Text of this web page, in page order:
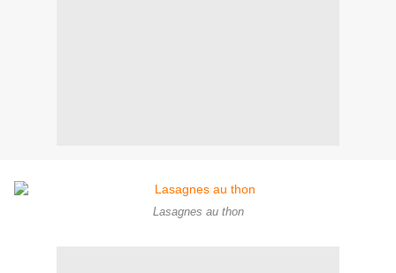
Lasagnes au thon